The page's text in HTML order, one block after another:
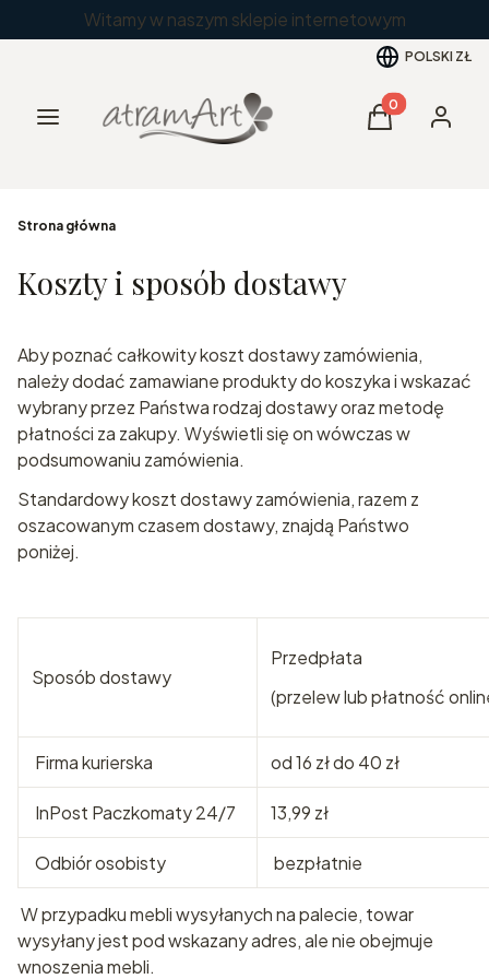
Witamy w naszym sklepie internetowym
POLSKI ZŁ
Menu Produkty w
Koszyk
Strona główna
Koszty i sposób dostawy
Aby poznać całkowity koszt dostawy zamówienia,
należy dodać zamawiane produkty do koszyka i wskazać
wybrany przez Państwa rodzaj dostawy oraz metodę
płatności za zakupy. Wyświetli się on wówczas w
podsumowaniu zamówienia.
Standardowy koszt dostawy zamówienia, razem z
oszacowanym czasem dostawy, znajdą Państwo
poniżej.
Sposób dostawy
Przedpłata
(przelew lub płatność
Firma kurierska od 16 zł do 40 zł
InPost Paczkomaty 24/7 13,99 zł
Odbiór osobisty bezpłatnie
W przypadku mebli wysyłanych na palecie, towar
wysyłany jest pod wskazany adres, ale nie obejmuje
wnoszenia mebli.